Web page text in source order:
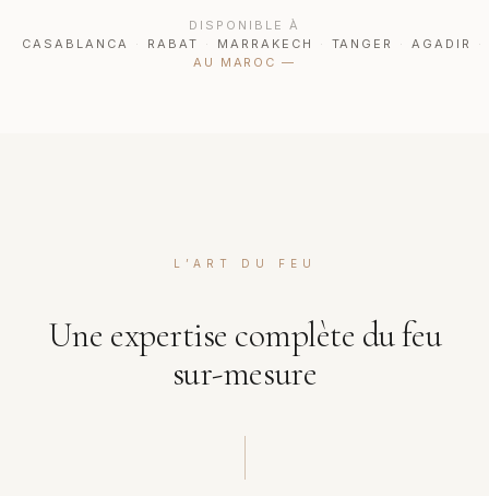
DISPONIBLE À
CASABLANCA
· RABAT · MARRAKECH · TANGER · AGADIR
·
AU MAROC —
L’ART DU FEU
Une expertise complète du feu
sur-mesure